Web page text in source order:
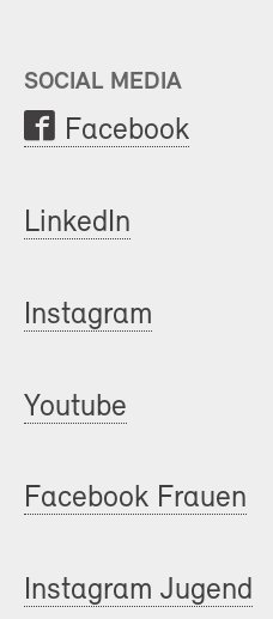
SOCIAL MEDIA
Facebook
LinkedIn
Instagram
Youtube
Facebook Frauen
Instagram Jugend